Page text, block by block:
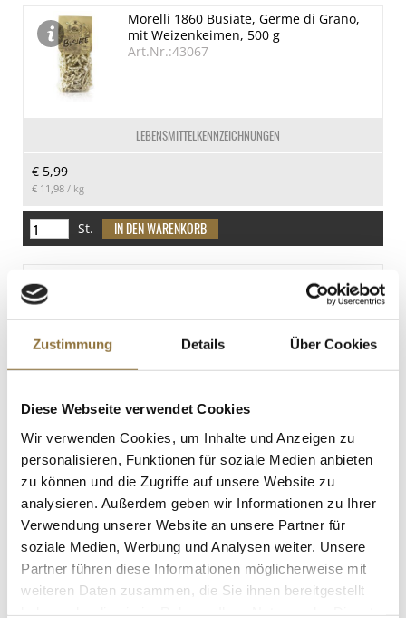
Zustimmung Details Über Cookies
Diese Webseite verwendet Cookies
Wir verwenden Cookies, um Inhalte und Anzeigen zu
personalisieren, Funktionen für soziale Medien anbieten
zu können und die Zugriffe auf unsere Website zu
analysieren. Außerdem geben wir Informationen zu Ihrer
Verwendung unserer Website an unsere Partner für
soziale Medien, Werbung und Analysen weiter. Unsere
Partner führen diese Informationen möglicherweise mit
weiteren Daten zusammen, die Sie ihnen bereitgestellt
Spuren
Eier
Spuren
Erdnuss
Spuren
Milch
Spuren
(Knollen-)Sellerie
Senf
Sesamsamen
Sojabohnen
Spuren
LEBENSMITTELKENNZEICHNUNGEN
Morelli 1860 Busiate, Germe di Grano,
mit Weizenkeimen, 500 g
Art.Nr.:43067
€ 5,99
€ 11,98 / kg
St.
€ 10,63
St.
Elastic Pulver (Gelatine), 550 g
Art.Nr.:53074